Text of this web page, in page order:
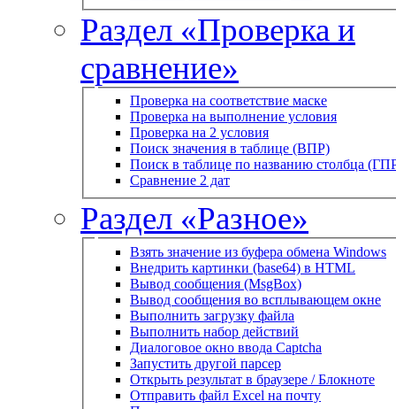
Раздел «Проверка и
сравнение»
Проверка на соответствие маске
Проверка на выполнение условия
Проверка на 2 условия
Поиск значения в таблице (ВПР)
Поиск в таблице по названию столбца
Сравнение 2 дат
Раздел «Разное»
Взять значение из буфера обмена Windows
Внедрить картинки (base64) в HTML
Вывод сообщения (MsgBox)
Вывод сообщения во всплывающем окне
Выполнить загрузку файла
Выполнить набор действий
Диалоговое окно ввода Captcha
Запустить другой парсер
Открыть результат в браузере / Блокноте
Отправить файл Excel на почту